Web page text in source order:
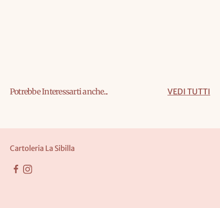
Potrebbe Interessarti anche... VEDI TUTTI
Cartoleria La Sibilla